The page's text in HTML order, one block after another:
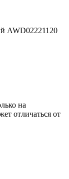
AWD02221120
на
отличаться от